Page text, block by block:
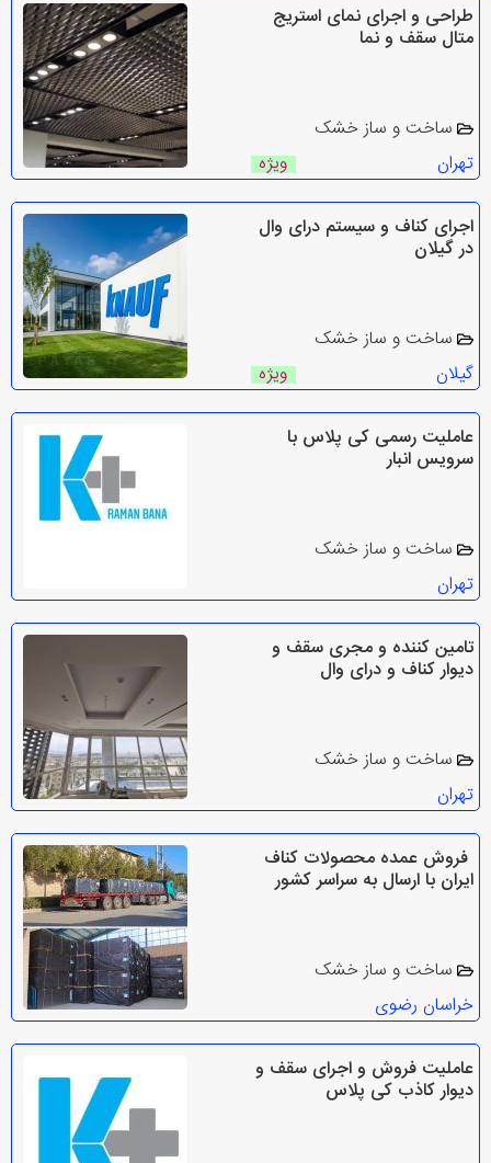
طراحی و اجرای نمای استریج
متال سقف و نما
ساخت و ساز خشک
تهران
ویژه
اجرای کناف و سیستم درای وال
در گیلان
ساخت و ساز خشک
گیلان
ویژه
عاملیت رسمی کی پلاس با
سرویس انبار
ساخت و ساز خشک
تهران
تامین کننده و مجری سقف و
دیوار کناف و درای وال
ساخت و ساز خشک
تهران
فروش عمده محصولات کناف
ایران با ارسال به سراسر کشور
ساخت و ساز خشک
خراسان رضوی
عاملیت فروش و اجرای سقف و
دیوار کاذب کی پلاس